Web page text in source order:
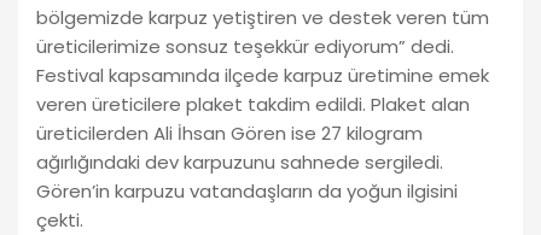
bölgemizde karpuz yetiştiren ve destek veren tüm
üreticilerimize sonsuz teşekkür ediyorum” dedi.
Festival kapsamında ilçede karpuz üretimine emek
veren üreticilere plaket takdim edildi. Plaket alan
üreticilerden Ali İhsan Gören ise 27 kilogram
ağırlığındaki dev karpuzunu sahnede sergiledi.
Gören’in karpuzu vatandaşların da yoğun ilgisini
çekti.